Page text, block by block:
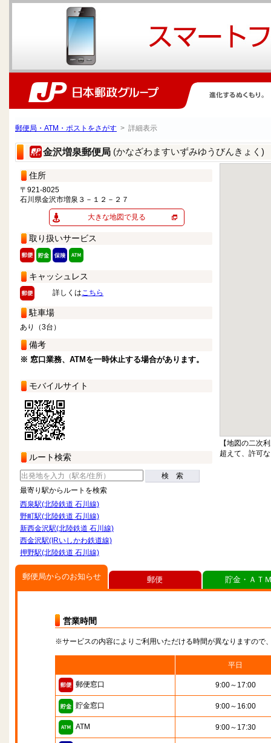
郵便局・ATM・ポストをさがす > 詳細表示
金沢増泉郵便局 (かなざわますいずみゆうびんきょく)
住所
〒921-8025
石川県金沢市増泉３－１２－２７
大きな地図で見る
取り扱いサービス
キャッシュレス
詳しくはこちら
駐車場
あり（3台）
備考
※ 窓口業務、ATMを一時休止する場合があります。
モバイルサイト
ルート検索
検 索
最寄り駅からルートを検索
西泉駅(北陸鉄道 石川線)
野町駅(北陸鉄道 石川線)
新西金沢駅(北陸鉄道 石川線)
西金沢駅(IRいしかわ鉄道線)
押野駅(北陸鉄道 石川線)
【地図の二次
超えて、許可
郵便局からのお知らせ
営業時間
※サービスの内容によりご利用いただける時間が異なりますので
平日
郵便窓口 9:00～17:00
貯金窓口 9:00～16:00
ATM 9:00～17:30
郵便 貯金・ＡＴ